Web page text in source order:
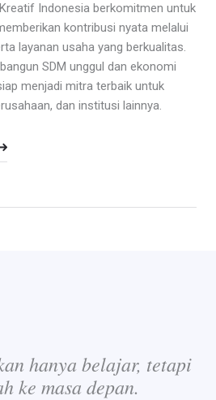
Indonesia berkomitmen untuk
kontribusi nyata melalui
layanan usaha yang berkualitas.
SDM unggul dan ekonomi
menjadi mitra terbaik untuk
dan institusi lainnya.
hanya belajar, tetapi
ke masa depan.